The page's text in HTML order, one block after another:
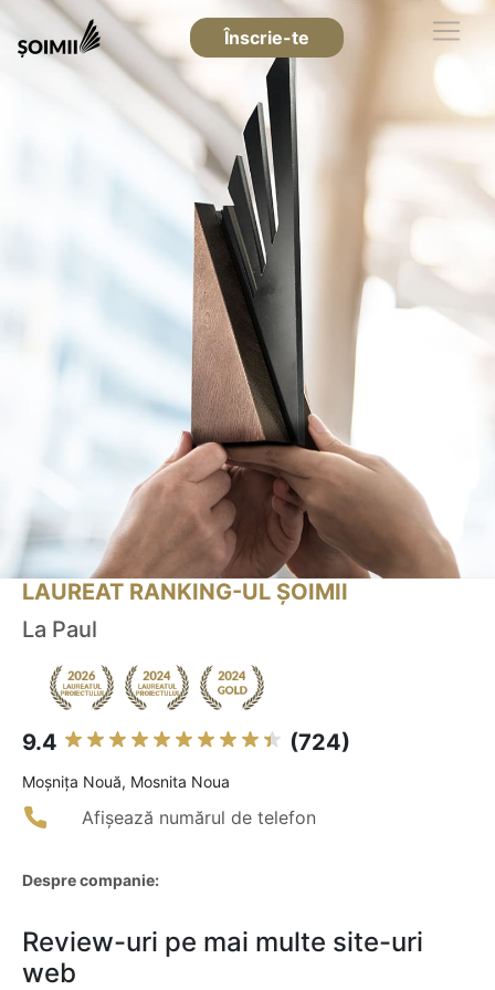
Înscrie-te
LAUREAT RANKING-UL ȘOIMII
La Paul
9.4 (724)
Moşniţa Nouă, Mosnita Noua
Afișează numărul de telefon
Despre companie:
Review-uri pe mai multe site-uri
web